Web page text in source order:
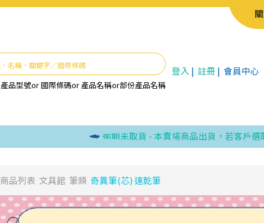
產品型號or國際條碼or 產品名稱or部份產品名稱
登入 | 註冊 | 會員中心
逾期未取貨 - 本賣場商品出貨，若客戶選取超商
商品列表 文具館 筆類 奇異筆(芯) 速乾筆